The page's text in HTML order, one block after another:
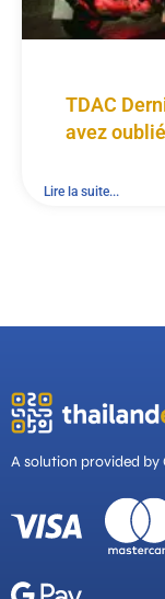
TDAC
avez
Lire la suite...
A solution provided by